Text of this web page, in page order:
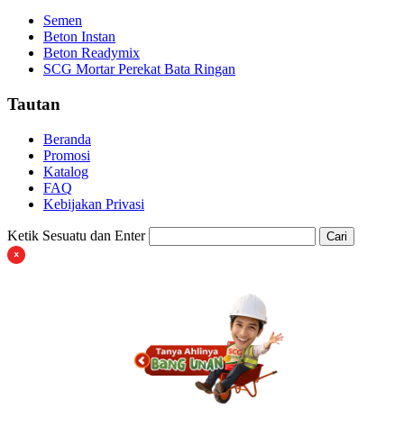
Semen
Beton Instan
Beton Readymix
SCG Mortar Perekat Bata Ringan
Tautan
Beranda
Promosi
Katalog
FAQ
Kebijakan Privasi
Ketik Sesuatu dan Enter Cari